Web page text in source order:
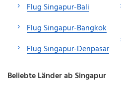
Flug Singapur-Bali
Flug Singapur-Bangkok
Flug Singapur-Denpasar
Beliebte Länder ab Singapur